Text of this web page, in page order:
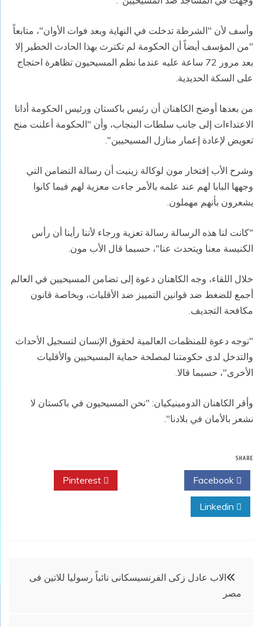
وأسف لأن "الشرطة تدخلت في النهاية وبعد فوات الأوان"، متابعاً
"من المؤسف أيضاً أن الحكومة لم تكترث بهذا الحادث الخطير إلا
بعد مرور 72 ساعة عليه عندما نظم المسيحيون تظاهرة احتجاج
على السكة الحديدية.
من بعدها أوضح الكاهنان أن رئيس باكستان ورئيس الحكومة أدانا
الاعتداءات إلى جانب سلطات البنجاب، وأن "الحكومة أعلنت منح
تعويض لإعادة إعمار منازل المسيحيين".
وشرح الأب إفتخار مون لوكالة زينيت أن رسالة التضامن التي
وجهها البابا لهم عند علمه بالأمر جاءت معزية لهم فيما كانوا
يشعرون بأنهم مهملون.
"كانت لنا هذه الرسالة رسالة تعزية ورجاء لأننا رأينا أن رأس
الكنيسة معنا ويتحدث عنا"، حسبما قال الأب مون.
خلال اللقاء، وجه الكاهنان دعوة إلى تضامن المسيحيين في العالم
أجمع للضغط ضد قوانين التمييز ضد الأقليات، وبخاصة قانون
مكافحة التجديف.
"نوجه دعوة للمنظمات العالمية لحقوق الإنسان لتسجيل الأحداث
والتدخل لدى حكومتنا لمصلحة حماية المسيحيين والأقليات
الأخرى"، حسبما قالا.
وأقر الكاهنان الدومينيكيان: "نحن المسيحيون في باكستان لا
نشعر بالأمان في بلادنا".
SHARE
تصفّح
المقالات
الاب عادل زكى الفرنسيسكانى نائباً رسوليا للاتين فى
مصر